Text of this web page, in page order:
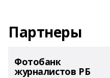
Партнеры
Фотобанк
журналистов РБ